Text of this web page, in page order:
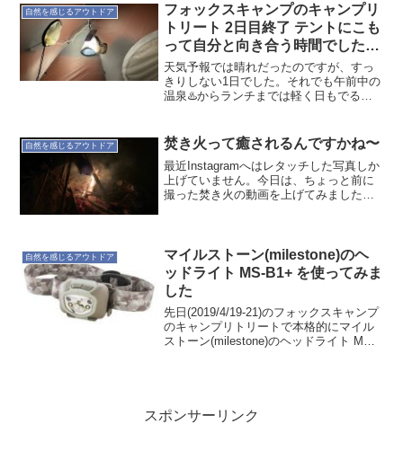
自然を感じるアウトドア
フォックスキャンプのキャンプリ
トリート 2日目終了 テントにこも
って自分と向き合う時間でした
20190420
天気予報では晴れだったのですが、すっ
きりしない1日でした。それでも午前中の
温泉♨️からランチまでは軽く日もでる感
ではなかった。もうテントにこもって自
分と向き合う時間にし...
自然を感じるアウトドア 焚き火って癒されるんですかね〜
最近Instagramへはレタッチした写真しか
上げていません。今日は、ちょっと前に
撮った焚き火の動画を上げてみました。
自然を感じるアウトドア
マイルストーン(milestone)のヘ
ッドライト MS-B1+ を使ってみま
した
先日(2019/4/19-21)のフォックスキャンプ
のキャンプリトリートで本格的にマイル
ストーン(milestone)のヘッドライト MS-
スポンサーリンク